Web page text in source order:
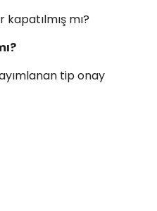
mı?
tip onay